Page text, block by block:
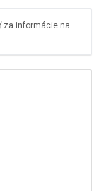
za informácie na